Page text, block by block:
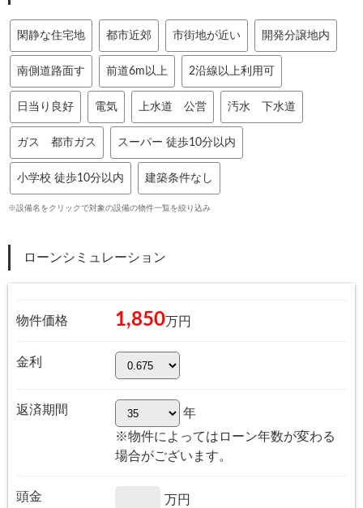
閑静な住宅地 都市近郊 市街地が近い 開発分譲地内
南側道路面す 前道6m以上 2沿線以上利用可
日当り良好 電気 上水道 公営 汚水 下水道
ガス 都市ガス スーパー 徒歩10分以内
小学校 徒歩10分以内 建築条件なし
※設備名をクリックで対象の設備の物件一覧を絞り込み
ローンシミュレーション
物件価格 1,850万円
金利
返済期間
年
※物件によってはローン年数が変わる
場合がございます。
頭金 万円